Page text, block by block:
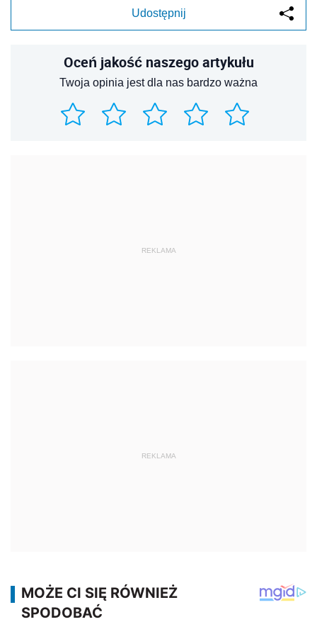
Udostępnij
Oceń jakość naszego artykułu
Twoja opinia jest dla nas bardzo ważna
REKLAMA
REKLAMA